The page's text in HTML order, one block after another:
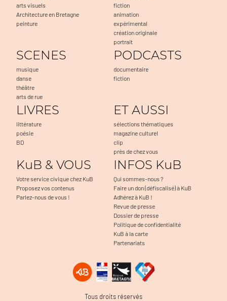
arts visuels
Architecture en Bretagne
peinture
fiction
animation
expérimental
création originale
portrait
SCENES
musique
danse
théâtre
arts de rue
PODCASTS
documentaire
fiction
LIVRES
littérature
poésie
BD
ET AUSSI
sélections thématiques
magazine culturel
clip
près de chez vous
KuB & VOUS
Votre service civique chez KuB
Proposez vos contenus
Parlez-nous de vous !
INFOS KuB
Qui sommes-nous ?
Faire un don (défiscalisé) à KuB
Adhérez à KuB !
Revue de presse
Dossier de presse
Politique de confidentialité
KuB à la carte
Partenariats
Tous droits réservés
d'éventuels problèmes. C'est OK pour vous ?